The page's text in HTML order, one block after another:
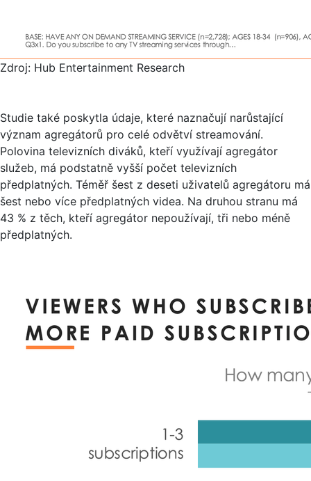
Zdroj: Hub Entertainment Research
Studie také poskytla údaje, které naznačují narůstající
význam agregátorů pro celé odvětví streamování.
Polovina televizních diváků, kteří využívají agregátor
služeb, má podstatně vyšší počet televizních
předplatných. Téměř šest z deseti uživatelů agregátoru má
šest nebo více předplatných videa. Na druhou stranu má
43 % z těch, kteří agregátor nepoužívají, tři nebo méně
předplatných.